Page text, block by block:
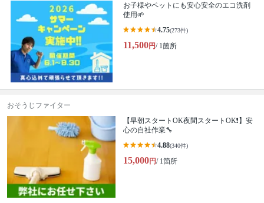
お子様やペットにも安心安全のエコ洗剤
使用🌱
4.75(273件)
11,500円/ 1箇所
おそうじファイター
【早朝スタートOK夜間スタートOK❗️】安
心の自社作業🔧
4.88(340件)
15,000円/ 1箇所